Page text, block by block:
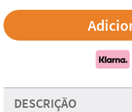
DESCRIÇÃO